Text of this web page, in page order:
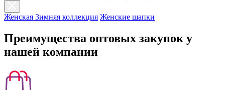
Женская Зимняя коллекция Женские шапки
Преимущества оптовых закупок у
нашей компании